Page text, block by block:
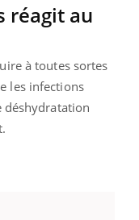
réagit au
à toutes sortes
les infections
déshydratation